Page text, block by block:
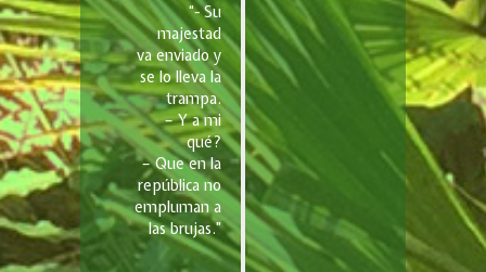
“- Su
majestad
va enviado y
se lo lleva la
trampa.
– Y a mi
qué?
– Que en la
república no
empluman a
las brujas.”